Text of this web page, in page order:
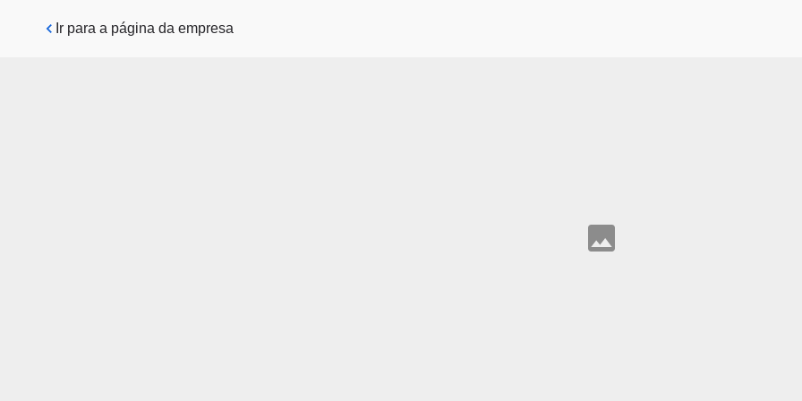
Pular para o conteúdo principal
Ir para a página da empresa